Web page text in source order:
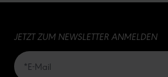
20
JETZT ZUM NEWSLETTER ANMELDEN